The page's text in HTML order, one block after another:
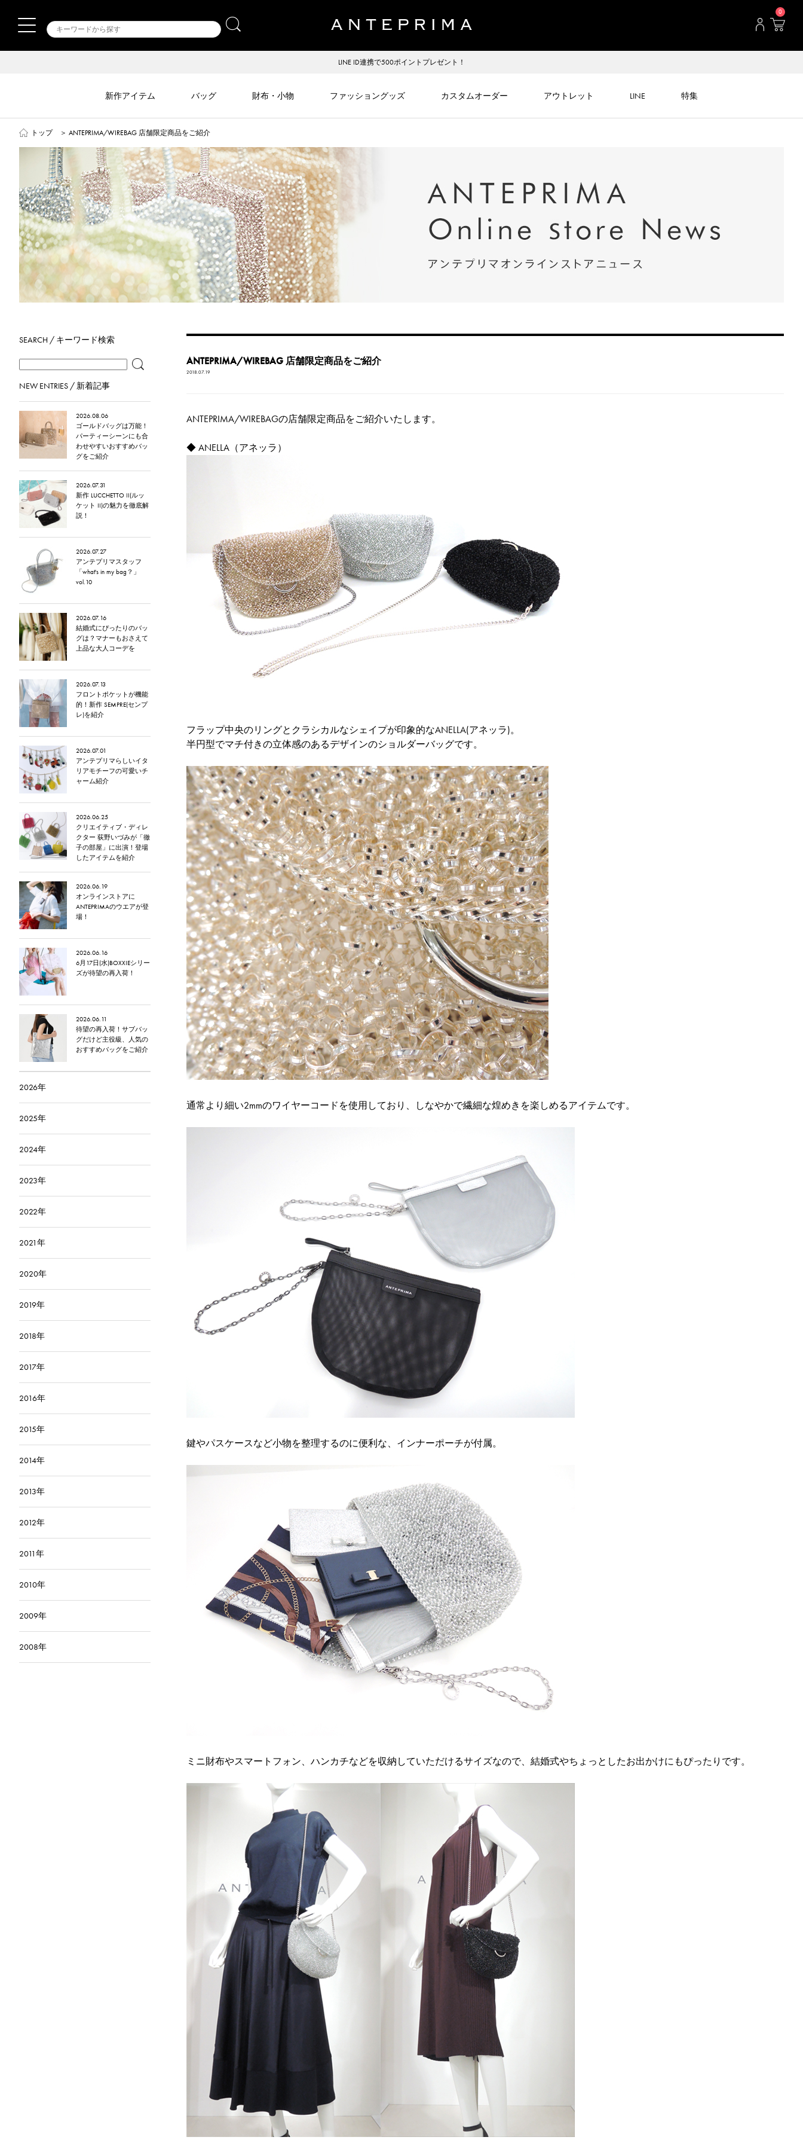
0
LINE ID連携で500ポイントプレゼント！
新作アイテム バッグ 財布・小物 ファッショングッズ カスタムオーダー アウトレット LINE 特集
トップ ＞ ANTEPRIMA/WIREBAG 店舗限定商品をご紹介
SEARCH / キーワード検索
NEW ENTRIES / 新着記事
2026.08.06
ゴールドバッグは万能！
パーティーシーンにも合
わせやすいおすすめバッ
グをご紹介
2026.07.31
新作 LUCCHETTO II(ルッ
ケット II)の魅力を徹底解
説！
2026.07.27
アンテプリマスタッフ
「what's in my bag？」
vol.10
2026.07.16
結婚式にぴったりのバッ
グは？マナーもおさえて
上品な大人コーデを
2026.07.13
フロントポケットが機能
的！新作 SEMPRE(センプ
レ)を紹介
2026.07.01
アンテプリマらしいイタ
リアモチーフの可愛いチ
ャーム紹介
2026.06.25
クリエイティブ・ディレ
クター 荻野いづみが「徹
子の部屋」に出演！登場
したアイテムを紹介
2026.06.19
オンラインストアに
ANTEPRIMAのウエアが登
場！
2026.06.16
6月17日(水)BOXXIEシリー
ズが待望の再入荷！
2026.06.11
待望の再入荷！サブバッ
グだけど主役級、人気の
おすすめバッグをご紹介
2026年
2025年
2024年
2023年
2022年
2021年
2020年
2019年
2018年
2017年
2016年
2015年
2014年
2013年
2012年
2011年
2010年
2009年
2008年
ANTEPRIMA/WIREBAG 店舗限定商品をご紹介
2018.07.19
ANTEPRIMA/WIREBAGの店舗限定商品をご紹介いたします。
◆ANELLA（アネッラ）
フラップ中央のリングとクラシカルなシェイプが印象的なANELLA(アネッラ)。
半円型でマチ付きの立体感のあるデザインのショルダーバッグです。
通常より細い2mmのワイヤーコードを使用しており、しなやかで繊細な煌めきを楽しめるアイテムです。
鍵やパスケースなど小物を整理するのに便利な、インナーポーチが付属。
ミニ財布やスマートフォン、ハンカチなどを収納していただけるサイズなので、結婚式やちょっとしたお出かけにもぴったりです。